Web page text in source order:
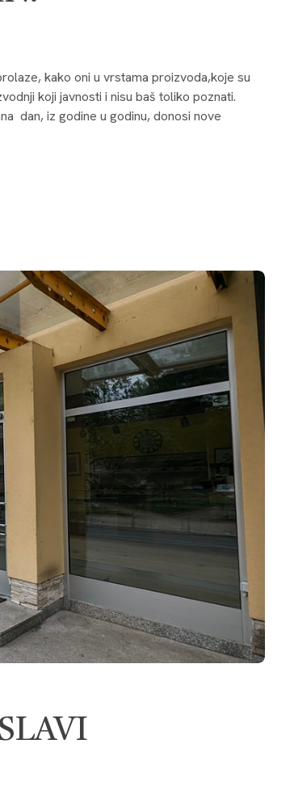
kako oni u vrstama proizvoda,koje su
koji javnosti i nisu baš toliko poznati.
dan, iz godine u godinu, donosi nove